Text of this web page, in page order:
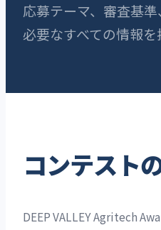
応募テーマ、審査基
必要なすべての情報を
コンテスト
DEEP VALLEY Agritech